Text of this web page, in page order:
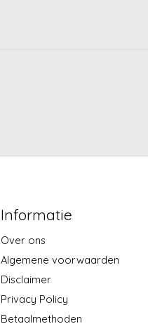
Informatie
Over ons
Algemene voorwaarden
Disclaimer
Privacy Policy
Betaalmethoden